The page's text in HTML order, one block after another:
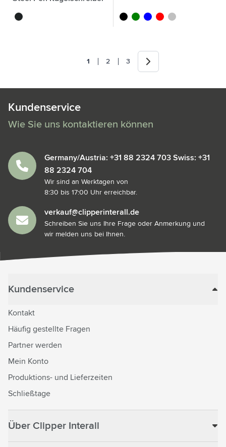
noir noir vert bleu rougeargenté
Sie lesen gerade die Seite
1 Seite
2 Seite
3 Weiter
Kundenservice
Wie Sie uns kontaktieren können
Germany/Austria: +31 88 2324 703 Swiss: +31
88 2324 704
Wir sind an Werktagen von
8:30 bis 17:00 Uhr erreichbar.
verkauf@clipperinterall.de
Schreiben Sie uns Ihre Frage oder Anmerkung und
wir melden uns bei Ihnen.
Kundenservice
Kontakt
Häufig gestellte Fragen
Partner werden
Mein Konto
Produktions- und Lieferzeiten
Schließtage
Über Clipper Interall